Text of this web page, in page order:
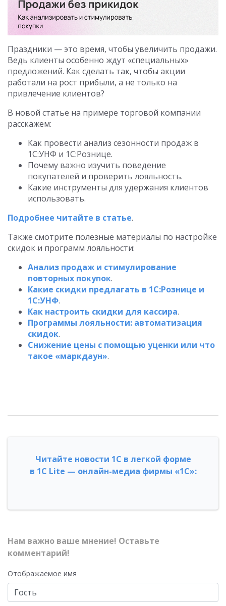
Праздники — это время, чтобы увеличить продажи.
Ведь клиенты особенно ждут «специальных»
предложений. Как сделать так, чтобы акции
работали на рост прибыли, а не только на
привлечение клиентов?
В новой статье на примере торговой компании
расскажем:
Как провести анализ сезонности продаж в
1С:УНФ и 1С:Рознице.
Почему важно изучить поведение
покупателей и проверить лояльность.
Какие инструменты для удержания клиентов
использовать.
Подробнее читайте в статье.
Также смотрите полезные материалы по настройке
скидок и программ лояльности:
Анализ продаж и стимулирование
повторных покупок.
Какие скидки предлагать в 1С:Рознице и
1С:УНФ.
Как настроить скидки для кассира.
Программы лояльности: автоматизация
скидок.
Снижение цены с помощью уценки или что
такое «маркдаун».
Читайте новости 1С в легкой форме
в 1С Lite — онлайн-медиа фирмы «1С»:
Нам важно ваше мнение! Оставьте
комментарий!
Отображаемое имя